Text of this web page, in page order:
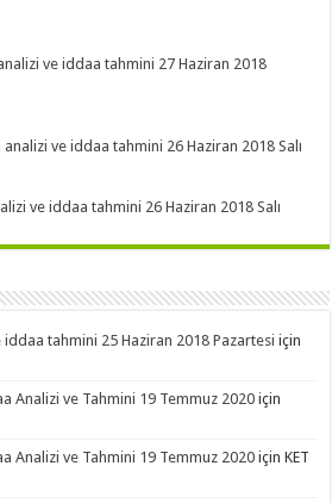
ve iddaa tahmini 27 Haziran 2018
ve iddaa tahmini 26 Haziran 2018 Salı
ve iddaa tahmini 26 Haziran 2018 Salı
tahmini 25 Haziran 2018 Pazartesi için
Analizi ve Tahmini 19 Temmuz 2020 için
Analizi ve Tahmini 19 Temmuz 2020 içinKET